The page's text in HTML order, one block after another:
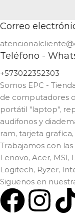
Correo
Teléfono -
+573022352303
Somos EPC -
de computadores
portátil "laptop",
audifonos y
ram, tarjeta
Trabajamos con las
Lenovo, Acer, MSI,
Logitech, Ryzer,
Siguenos en